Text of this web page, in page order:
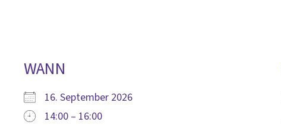
WANN
16. September 2026
14:00 – 16:00